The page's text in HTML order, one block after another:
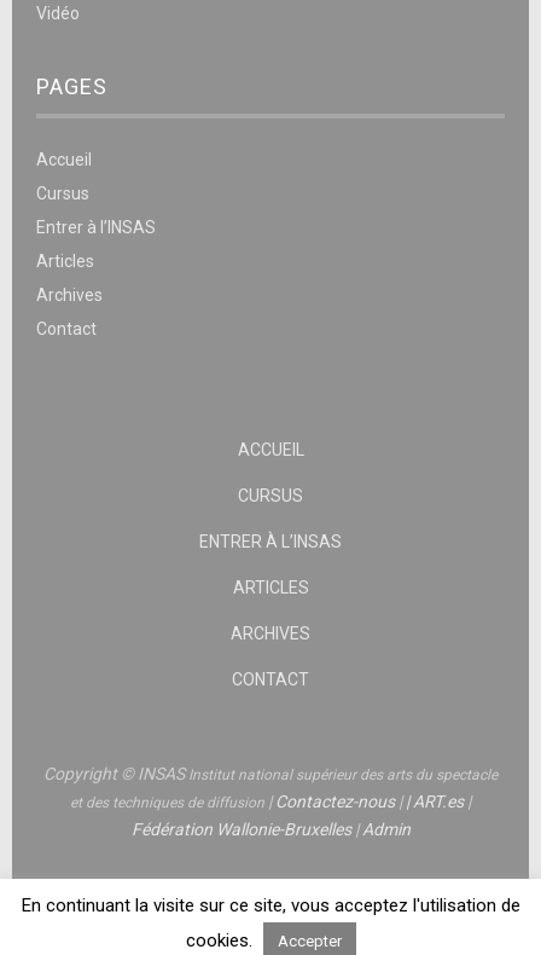
Vidéo
PAGES
Accueil
Cursus
Entrer à l’INSAS
Articles
Archives
Contact
ACCUEIL
CURSUS
ENTRER À L’INSAS
ARTICLES
ARCHIVES
CONTACT
Copyright © INSASInstitut national supérieur des arts du spectacle
et des techniques de diffusion |Contactez-nous||ART.es|
Fédération Wallonie-Bruxelles|Admin
En continuant la visite sur ce site, vous acceptez l'utilisation de
cookies.
Accepter